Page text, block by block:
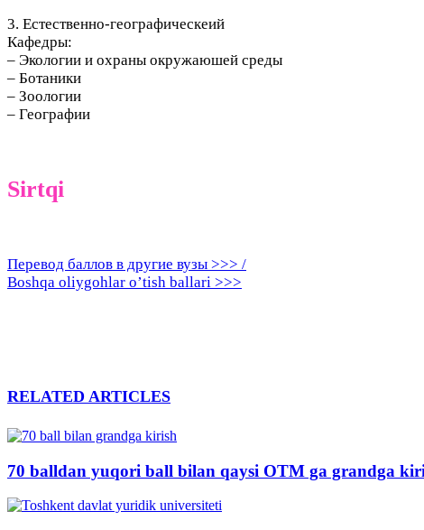
3. Естественно-географическеий
Кафедры:
– Экологии и охраны окружаюшей среды
– Ботаники
– Зоологии
– Географии
Sirtqi
Перевод баллов в другие вузы >>> /
Boshqa oliygohlar o’tish ballari >>>
RELATED ARTICLES
70 balldan yuqori ball bilan qaysi OTM ga grandga